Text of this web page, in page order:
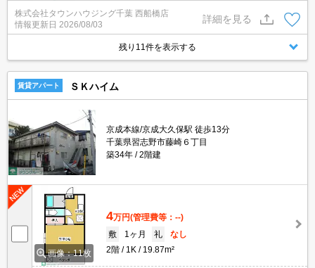
株式会社タウンハウジング千葉 西船橋店
情報更新日 2026/08/03
詳細を見る
残り11件を表示する
賃貸アパート ＳＫハイム
京成本線/京成大久保駅 徒歩13分
千葉県習志野市藤崎６丁目
築34年
2階建
画像：11枚
4万円(管理費等：--)
敷
1ヶ月 礼
なし
2階
1K 19.87m²